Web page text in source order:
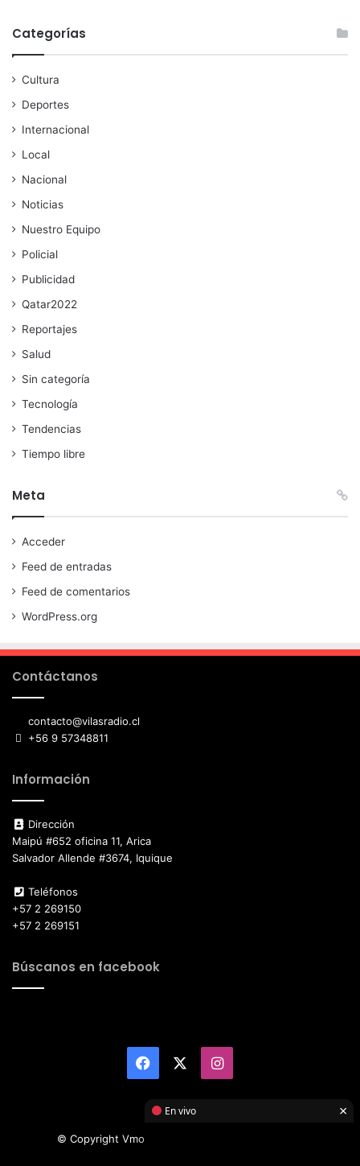
Categorías
Cultura
Deportes
Internacional
Local
Nacional
Noticias
Nuestro Equipo
Policial
Publicidad
Qatar2022
Reportajes
Salud
Sin categoría
Tecnología
Tendencias
Tiempo libre
Meta
Acceder
Feed de entradas
Feed de comentarios
WordPress.org
Contáctanos
contacto@vilasradio.cl
+56 9 57348811
Información
Dirección
Maipú #652 oficina 11, Arica
Salvador Allende #3674, Iquique
Teléfonos
+57 2 269150
+57 2 269151
Búscanos en facebook
Facebook Instagram
© Copyright Vmotor TI 2026, All Rights Reserved
En vivo ×